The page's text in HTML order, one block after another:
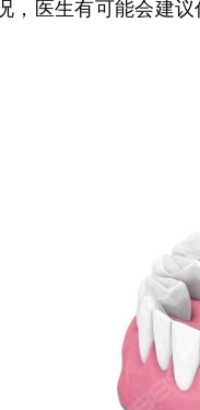
，医生有可能会建